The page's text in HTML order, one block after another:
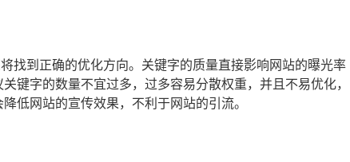
找到正确的优化方向。关键字的质量直接影响网站的曝光率
键字的数量不宜过多，过多容易分散权重，并且不易优化，
低网站的宣传效果，不利于网站的引流。